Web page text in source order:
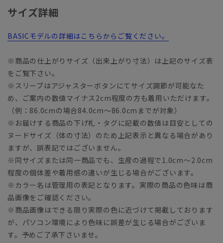
サイズ詳細
BASICモデルの詳細はこちらからご覧ください。
※商品の仕上がりサイズ（出来上がり寸法）は上記のサイズ表
をご覧下さい。
※スリーブはアジャスターボタンにてサイズ調節が可能なた
め、ご案内の数値マイナス2cm程度の方も着用いただけます。
（例：86.0cmの場合84.0cm～86.0cmまでが対象）
※お届けする商品の下げ札・タグに記載の数値は目安としての
ヌードサイズ（体の寸法）のため上記表示と異なる場合があり
ますが、誤表記ではございません。
※同サイズまたは同一商品でも、生産の過程で1.0cm～2.0cm
程度の個体差や着用感の違いが生じる場合がございます。
※カラー名は管理用の表記となります。実際の商品の色味は商
品画像をご確認ください。
※商品画像はできる限り実際の色に近づけて掲載しております
が、パソコン環境により色味に誤差が生じる場合がございま
す。予めご了承下さいませ。